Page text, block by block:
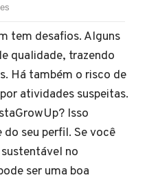
tem desafios. Alguns
qualidade, trazendo
Há também o risco de
atividades suspeitas.
Isso
do seu perfil. Se você
no
ser uma boa